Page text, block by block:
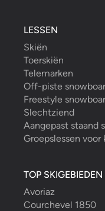
LESSEN
Skiën
Toerskiën
Telemarken
Off-piste
Freestyle
Slechtziend
Aangepast staand
Groepslessen voor
TOP SKIGEBIEDEN
Avoriaz
Courchevel 1850